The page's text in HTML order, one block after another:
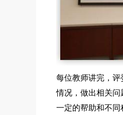
每位教师讲完，
情况，做出相关
一定的帮助和不同